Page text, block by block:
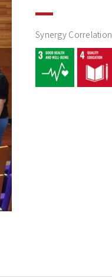
Synergy Correlation